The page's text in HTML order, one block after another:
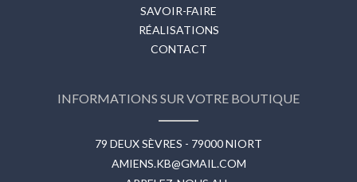
SAVOIR-FAIRE
RÉALISATIONS
CONTACT
INFORMATIONS SUR VOTRE BOUTIQUE
79 DEUX SÈVRES - 79000 NIORT
AMIENS.KB@GMAIL.COM